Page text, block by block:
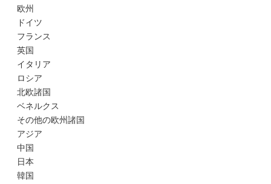
欧州
ドイツ
フランス
英国
イタリア
ロシア
北欧諸国
ベネルクス
その他の欧州諸国
アジア
中国
日本
韓国